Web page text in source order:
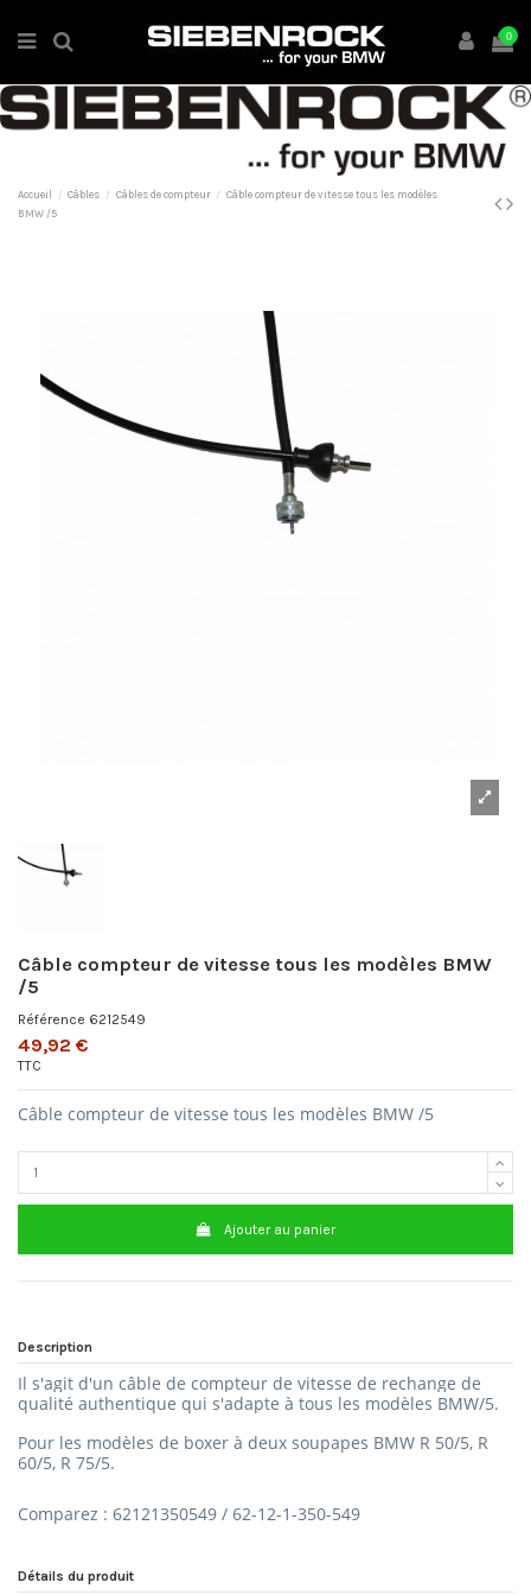
0
Accueil Câbles Câbles de compteur
Câble compteur de vitesse tous les modèles
BMW /5
Câble compteur de vitesse tous les modèles BMW
/5
Référence 6212549
49,92 €
TTC
Câble compteur de vitesse tous les modèles BMW /5
Ajouter au panier
Description
Il s'agit d'un câble de compteur de vitesse de rechange de
qualité authentique qui s'adapte à tous les modèles BMW/5.
Pour les modèles de boxer à deux soupapes BMW R 50/5, R
60/5, R 75/5.
Comparez : 62121350549 / 62-12-1-350-549
Détails du produit